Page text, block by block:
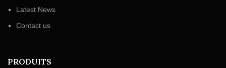
Latest News
Contact us
PRODUITS